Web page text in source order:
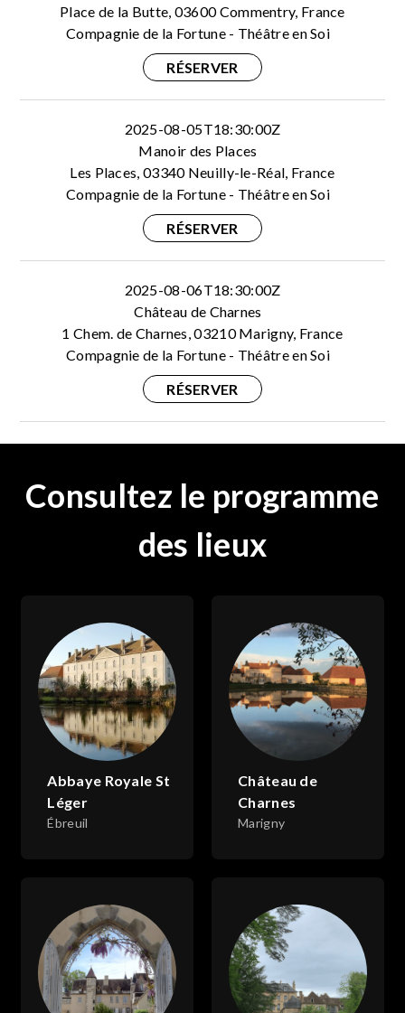
Place de la Butte, 03600 Commentry, France
Compagnie de la Fortune - Théâtre en Soi
RÉSERVER
2025-08-05T18:30:00Z
Manoir des Places
Les Places, 03340 Neuilly-le-Réal, France
Compagnie de la Fortune - Théâtre en Soi
RÉSERVER
2025-08-06T18:30:00Z
Château de Charnes
1 Chem. de Charnes, 03210 Marigny, France
Compagnie de la Fortune - Théâtre en Soi
RÉSERVER
Consultez le programme
des lieux
Abbaye Royale St
Léger
Ébreuil
Château de
Charnes
Marigny